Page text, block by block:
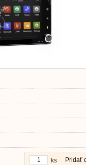
Pridať
ks